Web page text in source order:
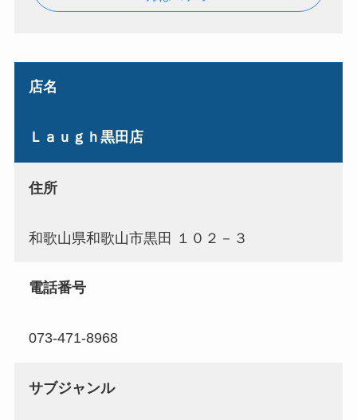
店名
Ｌａｕｇｈ黒田店
住所
和歌山県和歌山市黒田 １０２－３
電話番号
073-471-8968
サブジャンル